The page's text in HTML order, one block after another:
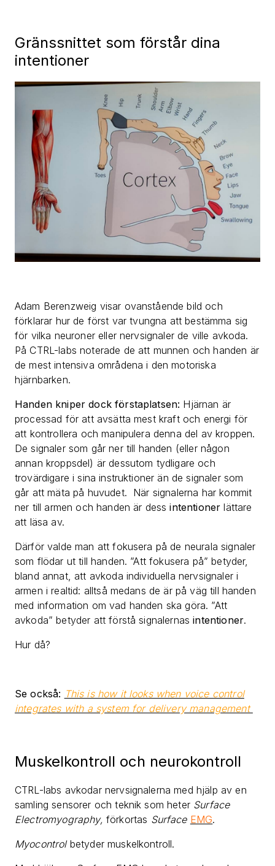
Gränssnittet som förstår dina
intentioner
Adam Berenzweig visar ovanstående bild och
förklarar hur de först var tvungna att bestämma sig
för vilka neuroner eller nervsignaler de ville avkoda.
På CTRL-labs noterade de att munnen och handen är
de mest intensiva områdena i den motoriska
hjärnbarken.
Handen kniper dock förstaplatsen: Hjärnan är
processad för att avsätta mest kraft och energi för
att kontrollera och manipulera denna del av kroppen.
De signaler som går ner till handen (eller någon
annan kroppsdel) är dessutom tydligare och
trovärdigare i sina instruktioner än de signaler som
går att mäta på huvudet. När signalerna har kommit
ner till armen och handen är dessintentionerlättare
att läsa av.
Därför valde man att fokusera på de neurala signaler
som flödar ut till handen. ”Att fokusera på” betyder,
bland annat, att avkoda individuella nervsignaler i
armen i realtid: alltså medans de är på väg till handen
med information om vad handen ska göra. ”Att
avkoda” betyder att förstå signalernas intentioner.
Hur då?
Se också: This is how it looks when voice control
integrates with a system for delivery management
Muskelkontroll och neurokontroll
CTRL-labs avkodar nervsignalerna med hjälp av en
samling sensorer och teknik som heter Surface
Electromyography, förkortas Surface EMG.
Myocontrolbetyder muskelkontroll.